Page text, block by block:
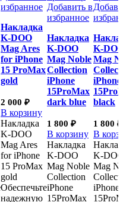
избранное
Накладка
K-DOO
Mag Ares
for iPhone
15 ProMax
gold
2 000 ₽
В корзину
Накладка
K-DOO
Mag Ares
for iPhone
15 ProMax
gold
Обеспечьте
надежную
Добавить в
избранное
Накладка
K-DOO
Mag Noble
Collection
iPhone
15ProMax
dark blue
1 800 ₽
В корзину
Накладка
K-DOO
Mag Noble
Collection
iPhone
15ProMax
K-
Mag
iPhone
black
1 800 ₽
В
K-
Mag
iPhone